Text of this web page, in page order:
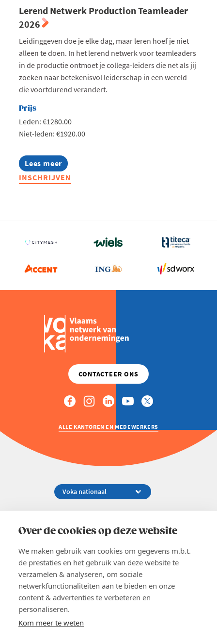
Over de cookies op deze website
We maken gebruik van cookies om gegevens m.b.t.
de prestaties en het gebruik van deze website te
verzamelen & analyseren, om sociale
netwerkfunctionaliteiten aan te bieden en onze
content & advertenties te verbeteren en
personaliseren.
Kom meer te weten
Lerend Netwerk Production Teamleader
2026
Leidinggeven doe je elke dag, maar leren hoef je niet
alleen te doen. In het lerend netwerk voor teamleaders
in de productie ontmoet je collega-leiders die net als jij
zoeken naar betekenisvol leiderschap in een wereld
die voortdurend verandert.
Prijs
Leden: €1280.00
Niet-leden: €1920.00
Lees meer
about
Lerend
Netwerk
INSCHRIJVEN
ALLE KANTOREN EN MEDEWERKERS
02 229 81 11
EN